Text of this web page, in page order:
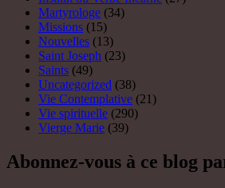
Saisissez votre adresse e-mail pour vous
recevoir une notification de chaque nouvel
Adresse e-mail
Abonnez-vous
Rejoignez les 70 autres abonnés
Rechercher